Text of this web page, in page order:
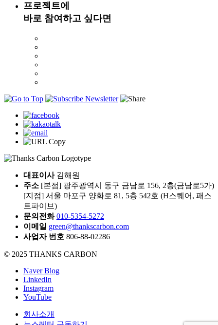
프로젝트에
바로 참여하고 싶다면
대표이사김해원
주소 [본점] 광주광역시 동구 금남로 156, 2층(금남로5가)
[지점] 서울 마포구 양화로 81, 5층 542호 (H스퀘어, 패스
트파이브)
문의전화 010-5354-5272
이메일 green@thankscarbon.com
사업자 번호 806-88-02286
© 2025 THANKS CARBON
Naver Blog
LinkedIn
Instagram
YouTube
회사소개